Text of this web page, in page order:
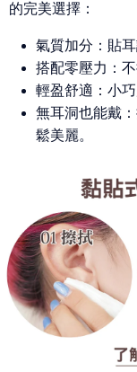
的完美選擇：
氣質加分： 貼
搭配零壓力：
輕盈舒適： 小
無耳洞也能戴：
鬆美麗。